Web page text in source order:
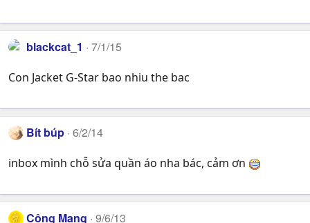
blackcat_1 7/1/15
Con Jacket G-Star bao nhiu the bac
Bít búp 6/2/14
inbox mình chỗ sửa quần áo nha bác, cảm ơn
Cộng Mạng 9/6/13